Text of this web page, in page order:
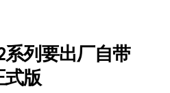
列要出厂自带
式版